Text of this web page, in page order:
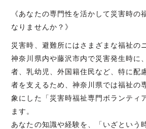
《あなたの専門性を活かして災害時の
なりませんか？》
災害時、避難所にはさまざまな福祉の
神奈川県内や藤沢市内で災害発生時に
者、乳幼児、外国籍住民など、特に配
者を支えるため、神奈川県では福祉の
象にした「災害時福祉専門ボランティ
ます。
あなたの知識や経験を、「いざという